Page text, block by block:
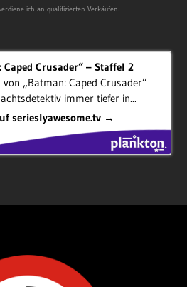
ich an qualifizierten Verkäufen.
Caped Crusader“ – Staffel 2
„Batman: Caped Crusader”
immer tiefer in...
serieslyawesome.tv →